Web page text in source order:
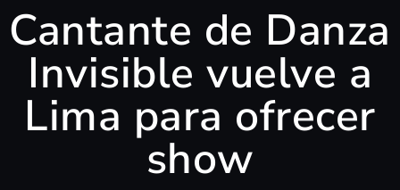
Cantante de Danza
Invisible vuelve a
Lima para ofrecer
show